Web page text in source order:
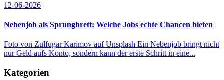
12-06-2026
Nebenjob als Sprungbrett: Welche Jobs echte Chancen bieten
Foto von Zulfugar Karimov auf Unsplash Ein Nebenjob bringt nicht
nur Geld aufs Konto, sondern kann der erste Schritt in eine...
Kategorien